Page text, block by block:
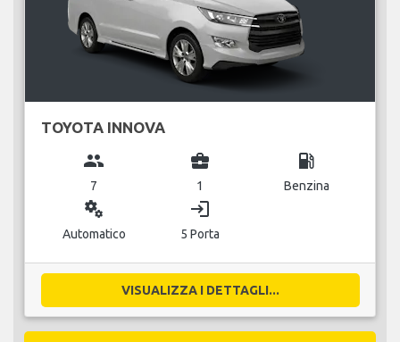
TOYOTA INNOVA
group
7
business_center
1
local_gas_station
Benzina
miscellaneous_services
Automatico
login
5 Porta
VISUALIZZA I DETTAGLI...